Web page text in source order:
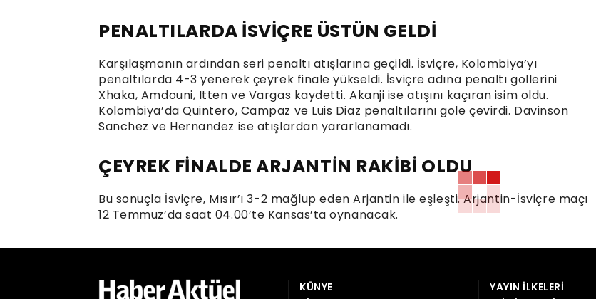
PENALTILARDA İSVİÇRE ÜSTÜN GELDİ
Karşılaşmanın ardından seri penaltı atışlarına geçildi. İsviçre, Kolombiya’yı
penaltılarda 4-3 yenerek çeyrek finale yükseldi. İsviçre adına penaltı gollerini
Xhaka, Amdouni, Itten ve Vargas kaydetti. Akanji ise atışını kaçıran isim oldu.
Kolombiya’da Quintero, Campaz ve Luis Diaz penaltılarını gole çevirdi. Davinson
Sanchez ve Hernandez ise atışlardan yararlanamadı.
ÇEYREK FİNALDE ARJANTİN RAKİBİ OLDU
Bu sonuçla İsviçre, Mısır’ı 3-2 mağlup eden Arjantin ile eşleşti. Arjantin-İsviçre maçı
12 Temmuz’da saat 04.00’te Kansas’ta oynanacak.
KÜNYE
YAYIN İLKELERI